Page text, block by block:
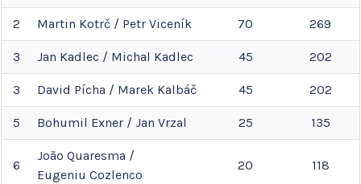
2 Martin Kotrč / Petr Viceník 70 269
3 Jan Kadlec / Michal Kadlec 45 202
3 David Pícha / Marek Kalbáč 45 202
5 Bohumil Exner / Jan Vrzal 25 135
6
João Quaresma /
Eugeniu Cozlenco
20 118